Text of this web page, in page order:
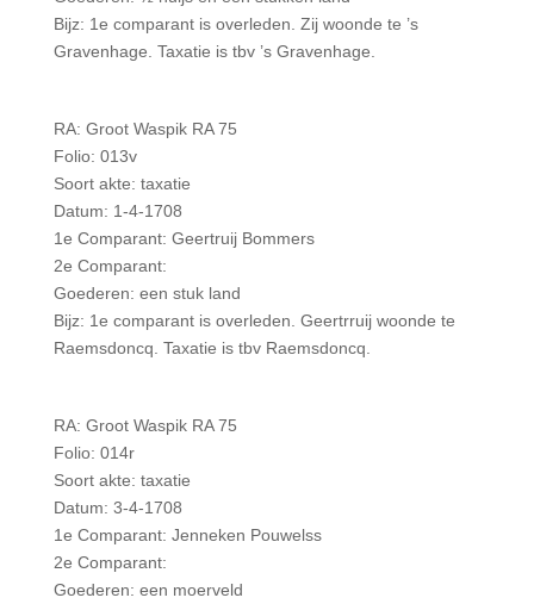
Bijz: 1e comparant is overleden. Zij woonde te ’s
Gravenhage. Taxatie is tbv ’s Gravenhage.
RA: Groot Waspik RA 75
Folio: 013v
Soort akte: taxatie
Datum: 1-4-1708
1e Comparant: Geertruij Bommers
2e Comparant:
Goederen: een stuk land
Bijz: 1e comparant is overleden. Geertrruij woonde te
Raemsdoncq. Taxatie is tbv Raemsdoncq.
RA: Groot Waspik RA 75
Folio: 014r
Soort akte: taxatie
Datum: 3-4-1708
1e Comparant: Jenneken Pouwelss
2e Comparant:
Goederen: een moerveld